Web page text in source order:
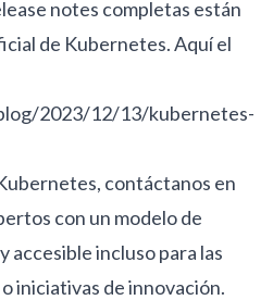
notes completas están
de Kubernetes. Aquí el
2023/12/13/kubernetes-
contáctanos en
con un modelo de
accesible incluso para las
iniciativas de innovación.